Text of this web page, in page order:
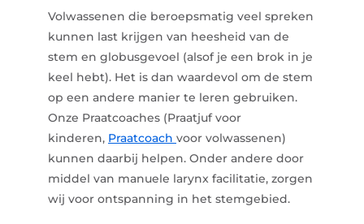
Volwassenen die beroepsmatig veel spreken
kunnen last krijgen van heesheid van de
stem en globusgevoel (alsof je een brok in je
keel hebt). Het is dan waardevol om de stem
op een andere manier te leren gebruiken.
Onze Praatcoaches (Praatjuf voor
kinderen, Praatcoach voor volwassenen)
kunnen daarbij helpen. Onder andere door
middel van manuele larynx facilitatie, zorgen
wij voor ontspanning in het stemgebied.